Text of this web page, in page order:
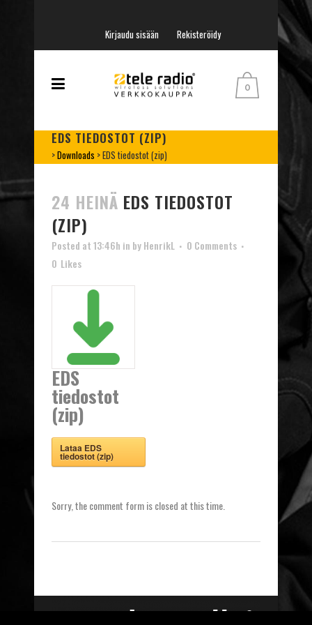
Kirjaudu sisään Rekisteröidy
0
EDS TIEDOSTOT (ZIP)
>Downloads >EDS tiedostot (zip)
24 HEINÄ EDS TIEDOSTOT
(ZIP)
Posted at 13:46h in byHenrikL
0 Comments
0 Likes
EDS
tiedostot
(zip)
Lataa EDS
tiedostot (zip)
Sorry, the comment form is closed at this time.